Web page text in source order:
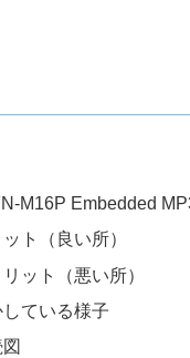
M16P Embedded
ット（良い所）
ット（悪い所）
ている様子